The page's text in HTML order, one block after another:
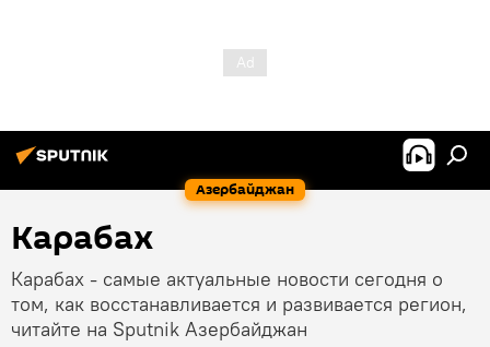
Азербайджан
Карабах
Карабах - самые актуальные новости сегодня о
том, как восстанавливается и развивается регион,
читайте на Sputnik Азербайджан